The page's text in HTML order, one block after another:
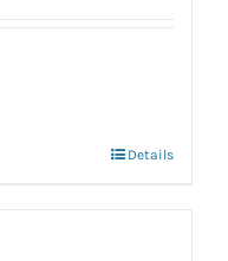
Details